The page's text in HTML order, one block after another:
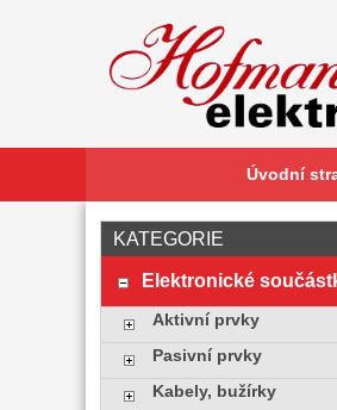
Úvodní
KATEGORIE
Elektronické
Aktivní prvky
Pasivní prvky
Kabely, bužírky